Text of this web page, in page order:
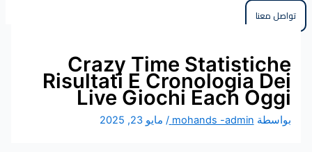
معنا
Crazy Time
Risultati E Cronologia
Live Giochi Each
mohands -admin
/مايو 23, 2025